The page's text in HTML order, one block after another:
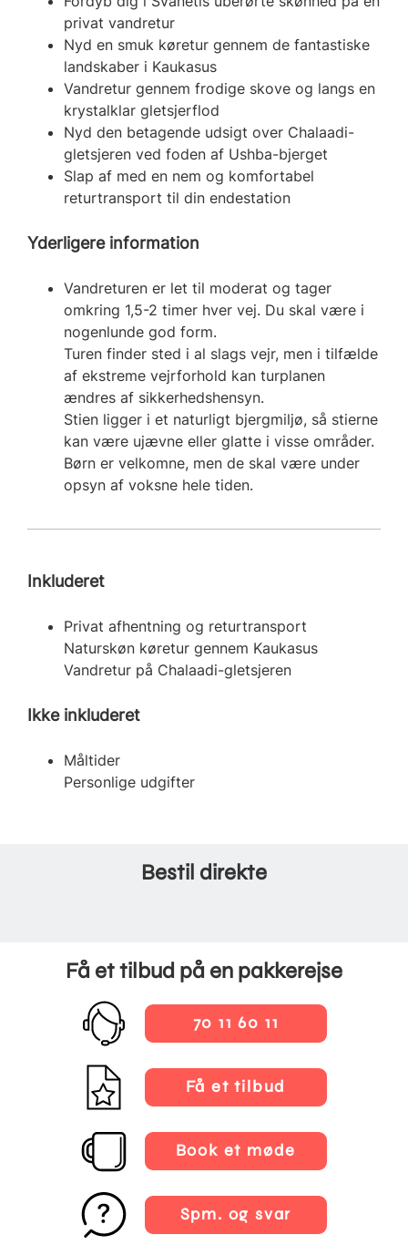
privat vandretur
Nyd en smuk køretur gennem de fantastiske
landskaber i Kaukasus
Vandretur gennem frodige skove og langs en
krystalklar gletsjerflod
Nyd den betagende udsigt over Chalaadi-
gletsjeren ved foden af Ushba-bjerget
Slap af med en nem og komfortabel
returtransport til din endestation
Yderligere information
Vandreturen er let til moderat og tager
omkring 1,5-2 timer hver vej. Du skal være i
nogenlunde god form.
Turen finder sted i al slags vejr, men i tilfælde
af ekstreme vejrforhold kan turplanen
ændres af sikkerhedshensyn.
Stien ligger i et naturligt bjergmiljø, så stierne
kan være ujævne eller glatte i visse områder.
Børn er velkomne, men de skal være under
opsyn af voksne hele tiden.
Inkluderet
Privat afhentning og returtransport
Naturskøn køretur gennem Kaukasus
Vandretur på Chalaadi-gletsjeren
Ikke inkluderet
Måltider
Personlige udgifter
Bestil direkte
Få et tilbud på en pakkerejse
70 11 60 11
Få et tilbud
Book et møde
Spm. og svar